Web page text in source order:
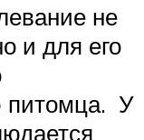
не
и для его
питомца. У